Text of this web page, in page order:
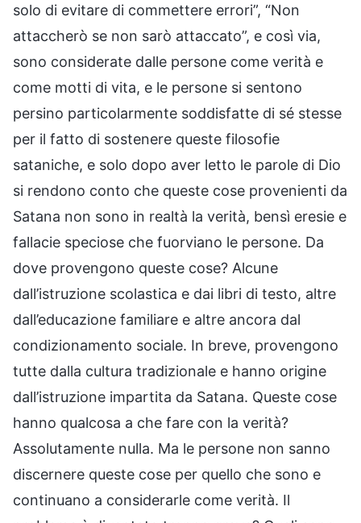
solo di evitare di commettere errori”, “Non
attaccherò se non sarò attaccato”, e così via,
sono considerate dalle persone come verità e
come motti di vita, e le persone si sentono
persino particolarmente soddisfatte di sé stesse
per il fatto di sostenere queste filosofie
sataniche, e solo dopo aver letto le parole di Dio
si rendono conto che queste cose provenienti da
Satana non sono in realtà la verità, bensì eresie e
fallacie speciose che fuorviano le persone. Da
dove provengono queste cose? Alcune
dall’istruzione scolastica e dai libri di testo, altre
dall’educazione familiare e altre ancora dal
condizionamento sociale. In breve, provengono
tutte dalla cultura tradizionale e hanno origine
dall’istruzione impartita da Satana. Queste cose
hanno qualcosa a che fare con la verità?
Assolutamente nulla. Ma le persone non sanno
discernere queste cose per quello che sono e
continuano a considerarle come verità. Il